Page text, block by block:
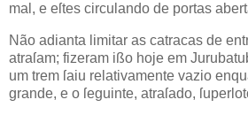
mal, e eſtes circulando de portas
Não adianta limitar as catracas de
atraſam; fizeram ißo hoje em
um trem ſaiu relativamente vazio
grande, e o ſeguinte, atraſado,